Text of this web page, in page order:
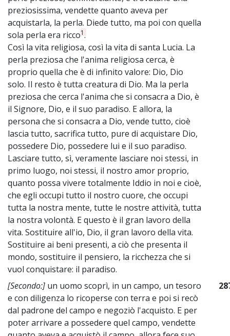
preziosissima, vendette quanto aveva per
acquistarla, la perla. Diede tutto, ma poi con quella
sola perla era ricco1.
Così la vita religiosa, così la vita di santa Lucia. La
perla preziosa che l'anima religiosa cerca, è
proprio quella che è di infinito valore: Dio, Dio
solo. Il resto è tutta creatura di Dio. Ma la perla
preziosa che cerca l'anima che si consacra a Dio, è
il Signore, Dio, e il suo paradiso. E allora, la
persona che si consacra a Dio, vende tutto, cioè
lascia tutto, sacrifica tutto, pure di acquistare Dio,
possedere Dio, possedere lui e il suo paradiso.
Lasciare tutto, sì, veramente lasciare noi stessi, in
primo luogo, noi stessi, il nostro amor proprio,
quanto possa vivere totalmente Iddio in noi e cioè,
che egli occupi tutto il nostro cuore, che occupi
tutta la nostra mente, tutte le nostre attività, tutta
la nostra volontà. E questo è il gran lavoro della
vita. Sostituire all'io, Dio, il gran lavoro della vita.
Sostituire ai beni presenti, a ciò che presenta il
mondo, sostituire il pensiero, la ricchezza che si
vuol conquistare: il paradiso.
[Secondo:] un uomo scoprì, in un campo, un tesoro
e con diligenza lo ricoperse con terra e poi si recò
dal padrone del campo e negoziò l'acquisto. E per
poter arrivare a possedere quel campo, vendette